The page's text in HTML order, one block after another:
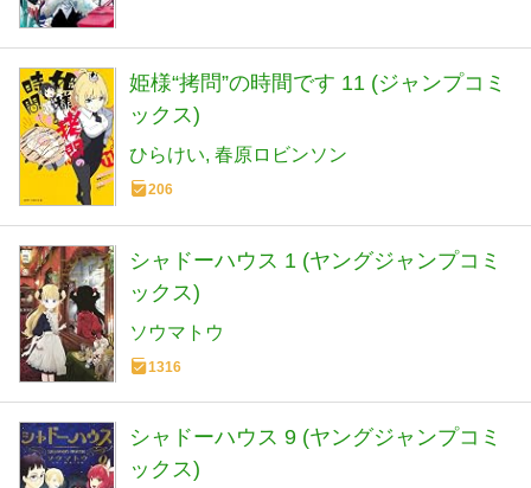
姫様“拷問”の時間です 11 (ジャンプコミ
ックス)
ひらけい 春原ロビンソン
206
シャドーハウス 1 (ヤングジャンプコミ
ックス)
ソウマトウ
1316
シャドーハウス 9 (ヤングジャンプコミ
ックス)